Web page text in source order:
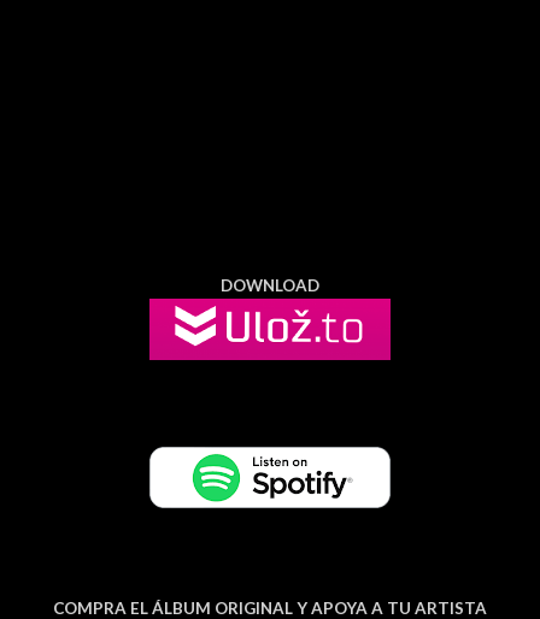
DOWNLOAD
COMPRA EL ÁLBUM ORIGINAL Y APOYA A TU ARTISTA